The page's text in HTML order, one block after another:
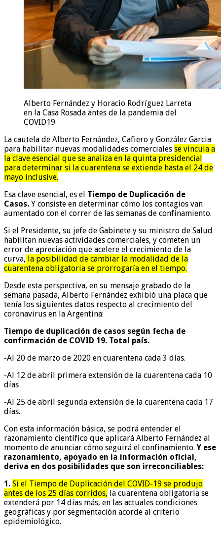
Alberto Fernández y Horacio Rodríguez Larreta
en la Casa Rosada antes de la pandemia del
COVID19
La cautela de Alberto Fernández, Cafiero y González Garcia
para habilitar nuevas modalidades comerciales se vincula a
la clave esencial que se analiza en la quinta presidencial
para determinar si la cuarentena se extiende hasta el 24 de
mayo inclusive.
Esa clave esencial, es el Tiempo de Duplicación de
Casos. Y consiste en determinar cómo los contagios van
aumentado con el correr de las semanas de confinamiento.
Si el Presidente, su jefe de Gabinete y su ministro de Salud
habilitan nuevas actividades comerciales, y cometen un
error de apreciación que acelere el crecimiento de la
curva, la posibilidad de cambiar la modalidad de la
cuarentena obligatoria se prorrogaría en el tiempo.
Desde esta perspectiva, en su mensaje grabado de la
semana pasada, Alberto Fernández exhibió una placa que
tenía los siguientes datos respecto al crecimiento del
coronavirus en la Argentina:
Tiempo de duplicación de casos según fecha de
confirmación de COVID 19. Total país.
-Al 20 de marzo de 2020 en cuarentena cada 3 días.
-Al 12 de abril primera extensión de la cuarentena cada 10
días
-Al 25 de abril segunda extensión de la cuarentena cada 17
días.
Con esta información básica, se podrá entender el
razonamiento científico que aplicará Alberto Fernández al
momento de anunciar cómo seguirá el confinamiento.Y ese
razonamiento, apoyado en la información oficial,
deriva en dos posibilidades que son irreconciliables:
1. Si el Tiempo de Duplicación del COVID-19 se produjo
antes de los 25 días corridos, la cuarentena obligatoria se
extenderá por 14 días más, en las actuales condiciones
geográficas y por segmentación acorde al criterio
epidemiológico.